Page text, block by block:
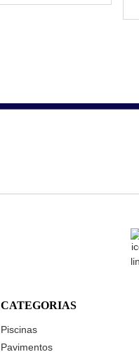
CATEGORIAS
Piscinas
Pavimentos